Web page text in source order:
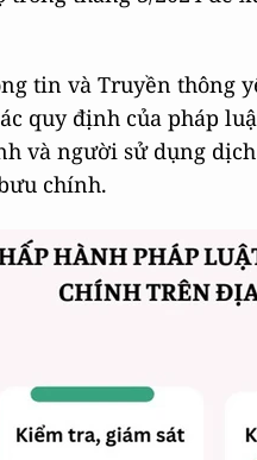
tin và Truyền thông
quy định của pháp
và người sử dụng
chính.